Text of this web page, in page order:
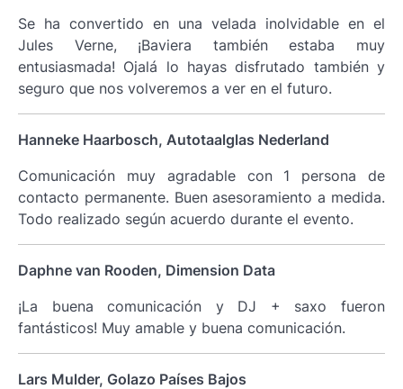
Se ha convertido en una velada inolvidable en el
Jules Verne, ¡Baviera también estaba muy
entusiasmada! Ojalá lo hayas disfrutado también y
seguro que nos volveremos a ver en el futuro.
Hanneke Haarbosch, Autotaalglas Nederland
Comunicación muy agradable con 1 persona de
contacto permanente. Buen asesoramiento a medida.
Todo realizado según acuerdo durante el evento.
Daphne van Rooden, Dimension Data
¡La buena comunicación y DJ + saxo fueron
fantásticos! Muy amable y buena comunicación.
Lars Mulder, Golazo Países Bajos